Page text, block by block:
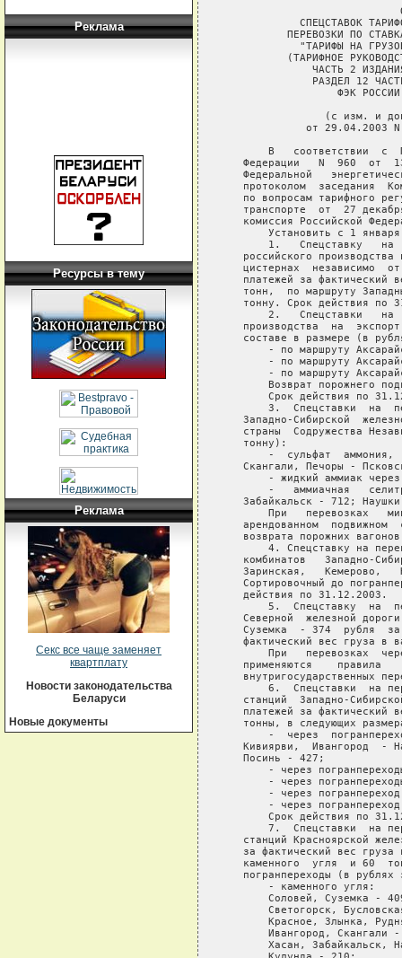
Реклама
Ресурсы в тему
Реклама
Секс все чаще заменяет
квартплату
Новости законодательства
Беларуси
Новые документы